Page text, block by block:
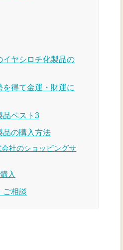
イヤシロチ化製品の
を得て金運・財運に
品ベスト3
品の購入方法
社のショッピングサ
入
ご相談